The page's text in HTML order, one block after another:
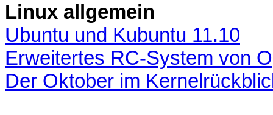
Linux allgemein
Ubuntu und Kubuntu 11.10
Erweitertes RC-System von
Der Oktober im